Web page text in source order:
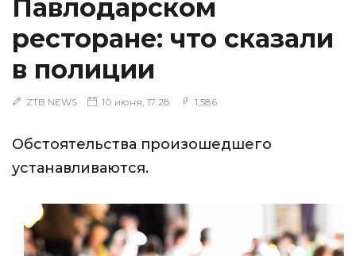
Павлодарском
ресторане: что сказали
в полиции
ZTB NEWS 10 июня, 17:28 1,586
Обстоятельства произошедшего
устанавливаются.